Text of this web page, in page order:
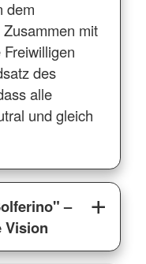
dem
mit
des
alle
und gleich
–
Vision